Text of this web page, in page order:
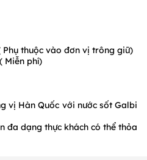
thuộc vào đơn vị trông giữ)
Miễn phí)
vị Hàn Quốc với nước sốt Galbi
đa dạng thực khách có thể thỏa